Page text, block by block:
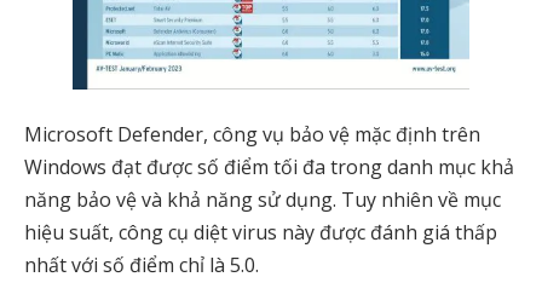
Microsoft Defender, công vụ bảo vệ mặc định trên
Windows đạt được số điểm tối đa trong danh mục khả
năng bảo vệ và khả năng sử dụng. Tuy nhiên về mục
hiệu suất, công cụ diệt virus này được đánh giá thấp
nhất với số điểm chỉ là 5.0.